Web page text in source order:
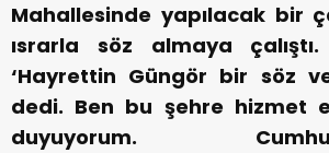
Mahallesinde yapılacak bir
ısrarla söz almaya çalıştı.
‘Hayrettin Güngör bir söz
dedi. Ben bu şehre hizmet
duyuyorum.